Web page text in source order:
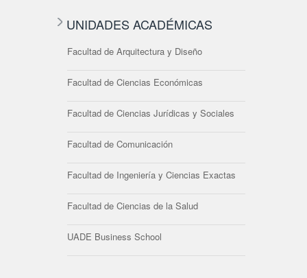
UNIDADES ACADÉMICAS
Facultad de Arquitectura y Diseño
Facultad de Ciencias Económicas
Facultad de Ciencias Jurídicas y Sociales
Facultad de Comunicación
Facultad de Ingeniería y Ciencias Exactas
Facultad de Ciencias de la Salud
UADE Business School